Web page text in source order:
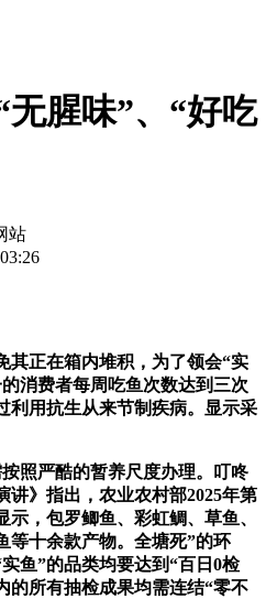
腥味”、“好吃
站
正在箱内堆积，为了领会“实
消费者每周吃鱼次数达到三次
利用抗生从来节制疾病。显示采
严酷的暂养尺度办理。叮咚
讲》指出，农业农村部2025年第
，包罗鲫鱼、彩虹鲷、草鱼、
等十余款产物。全塘死”的环
鱼”的品类均要达到“百日0检
所有抽检成果均需连结“零不